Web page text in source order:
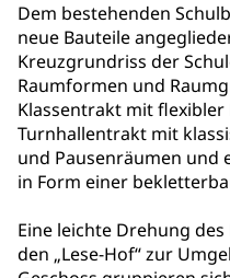
Dem bestehenden
neue Bauteile
Kreuzgrundriss der
Raumformen und
Klassentrakt mit
Turnhallentrakt mit
und Pausenräumen
in Form einer
Eine leichte Drehung
den „Lese-Hof“ zur